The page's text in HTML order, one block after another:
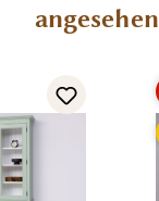
angesehen